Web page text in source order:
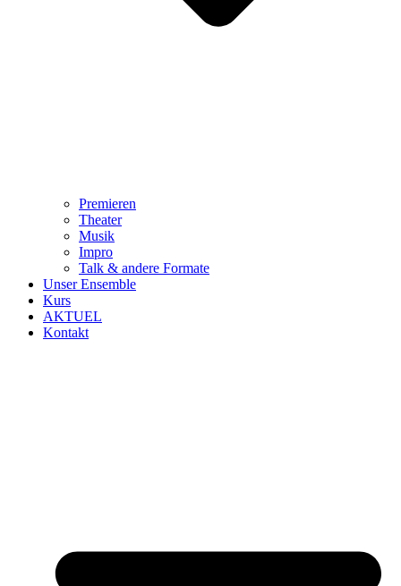
Premieren
Theater
Musik
Impro
Talk & andere Formate
Unser Ensemble
Kurs
AKTUEL
Kontakt